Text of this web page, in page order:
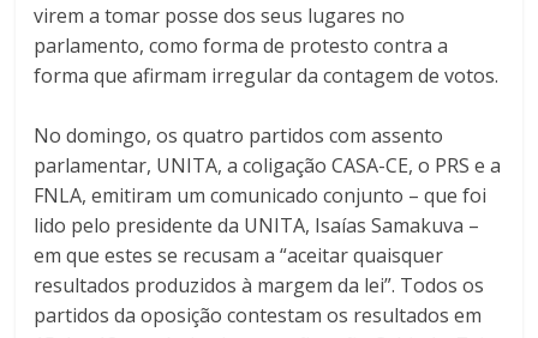
virem a tomar posse dos seus lugares no
parlamento, como forma de protesto contra a
forma que afirmam irregular da contagem de votos.
No domingo, os quatro partidos com assento
parlamentar, UNITA, a coligação CASA-CE, o PRS e a
FNLA, emitiram um comunicado conjunto – que foi
lido pelo presidente da UNITA, Isaías Samakuva –
em que estes se recusam a “aceitar quaisquer
resultados produzidos à margem da lei”. Todos os
partidos da oposição contestam os resultados em